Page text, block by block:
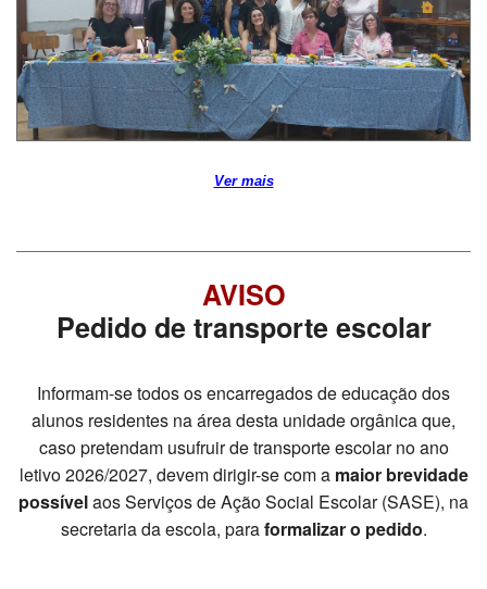
@clube_robotica.esaq
ESCOLA
ALUNOS
Ver mais
AVISO
Pedido de transporte escolar
Informam-se todos os encarregados de educação dos
alunos residentes na área desta unidade orgânica que,
caso pretendam usufruir de transporte escolar no ano
letivo 2026/2027, devem dirigir-se com a maior brevidade
possívelaos Serviços de Ação Social Escolar (SASE), na
secretaria da escola, paraformalizar o pedido.